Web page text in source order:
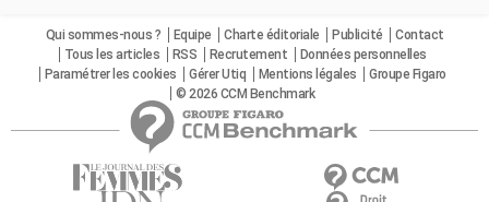
Qui sommes-nous ? Equipe Charte éditoriale Publicité
Contact
Tous les articles
RSS Recrutement
Données personnelles
Paramétrer les cookies
Gérer Utiq Mentions légales
Groupe Figaro
© 2026 CCM Benchmark